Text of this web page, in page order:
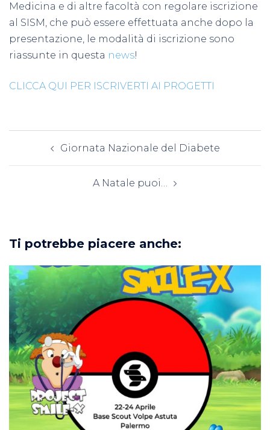
Medicina e di altre facoltà con regolare iscrizione
al SISM, che può essere effettuata anche dopo la
presentazione, le modalità di iscrizione sono
riassunte in questa news!
CLICCA QUI PER ISCRIVERTI AI PROGETTI
articoloGiornata Nazionale del Diabete
A Natale puoi…
Ti potrebbe piacere anche: